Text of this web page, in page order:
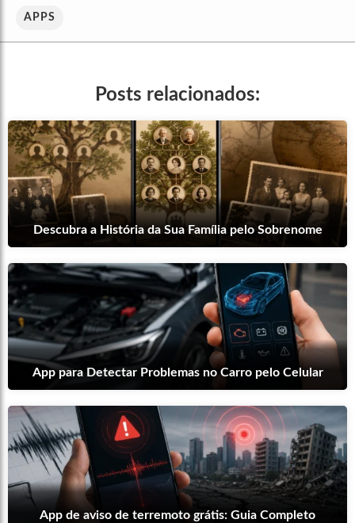
APPS
Posts relacionados:
Descubra a História da Sua Família pelo Sobrenome
App para Detectar Problemas no Carro pelo Celular
App de aviso de terremoto grátis: Guia Completo